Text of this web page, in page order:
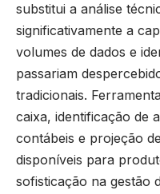
substitui a análise
significativamente a
volumes de dados e
passariam
tradicionais.
caixa, identificação de
contábeis e projeção
disponíveis para
sofisticação na gestão